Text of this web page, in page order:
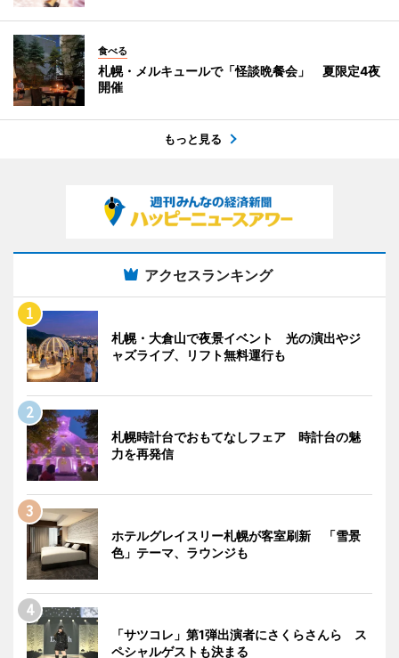
食べる
札幌・メルキュールで「怪談晩餐会」 夏限定4夜
開催
もっと見る
アクセスランキング
札幌・大倉山で夜景イベント 光の演出やジ
ャズライブ、リフト無料運行も
札幌時計台でおもてなしフェア 時計台の魅
力を再発信
ホテルグレイスリー札幌が客室刷新 「雪景
色」テーマ、ラウンジも
「サツコレ」第1弾出演者にさくらさんら ス
ペシャルゲストも決まる